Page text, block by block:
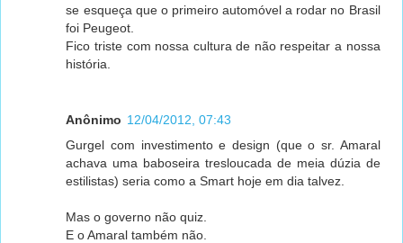
se esqueça que o primeiro automóvel a rodar no Brasil
foi Peugeot.
Fico triste com nossa cultura de não respeitar a nossa
história.
Anônimo 12/04/2012, 07:43
Gurgel com investimento e design (que o sr. Amaral
achava uma baboseira tresloucada de meia dúzia de
estilistas) seria como a Smart hoje em dia talvez.
Mas o governo não quiz.
E o Amaral também não.